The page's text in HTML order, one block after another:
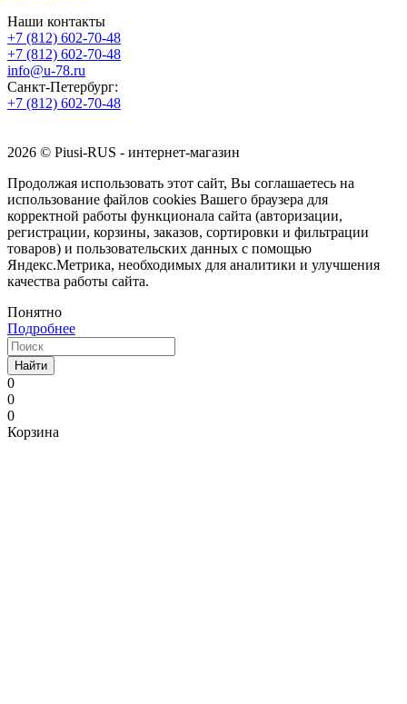
Наши контакты
+7 (812) 602-70-48
+7 (812) 602-70-48
info@u-78.ru
Санкт-Петербург:
+7 (812) 602-70-48
2026 © Piusi-RUS - интернет-магазин
Продолжая использовать этот сайт, Вы соглашаетесь на
использование файлов cookies Вашего браузера для
корректной работы функционала сайта (авторизации,
регистрации, корзины, заказов, сортировки и фильтрации
товаров) и пользовательских данных с помощью
Яндекс.Метрика, необходимых для аналитики и улучшения
качества работы сайта.
Понятно
Подробнее
Найти
0
0
0
Корзина